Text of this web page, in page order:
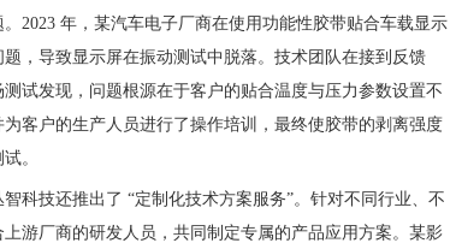
2023 年，某汽车电子厂商在使用功能性胶带贴合车载显示
，导致显示屏在振动测试中脱落。技术团队在接到反馈
试发现，问题根源在于客户的贴合温度与压力参数设置不
客户的生产人员进行了操作培训，最终使胶带的剥离强度
。
科技还推出了 “定制化技术方案服务”。针对不同行业、不
游厂商的研发人员，共同制定专属的产品应用方案。某影